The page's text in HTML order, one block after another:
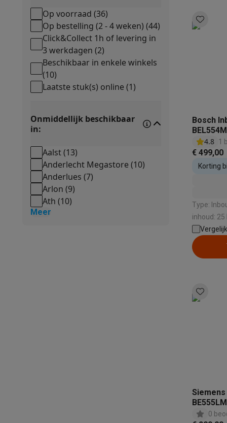
Info & acties
SoldenAlle soldendealsSolden op groot elektro Solden
ActiesDeals van het moment Promoties Cashbacks
Laagste prijsgarantie
Installatie aan huis
Groot elektro installatie
Betalingsmogelijkheden
Klantenservice
Herstelling van je toestel
Groot elektro & inbouw
Beeld & GeluidKies jouw ideale TVEen speaker voor elke
Sport & Ontspanning
Hoe kies je een smartwatch?Hoe
Outlet
Outlet Alle outlet deals
Op voorraad (36)
Op bestelling (2 - 4 weken) (44)
Click&Collect 1h of levering in
3 werkdagen (2)
Beschikbaar in enkele winkels
(10)
Laatste stuk(s) online (1)
Onmiddellijk beschikbaar
in:
Aalst(13)
Anderlecht Megastore (10)
Anderlues (7)
Arlon (9)
Ath (10)
Meer
Bosch
4.8 1
€ 499,00
Korting
Type: Inbouw
inhoud: 25
Vergelijk
0